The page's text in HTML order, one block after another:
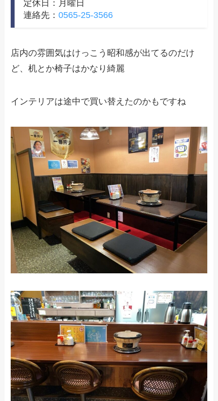
定休日：月曜日
連絡先：0565-25-3566
店内の雰囲気はけっこう昭和感が出てるのだけ
ど、机とか椅子はかなり綺麗
インテリアは途中で買い替えたのかもですね